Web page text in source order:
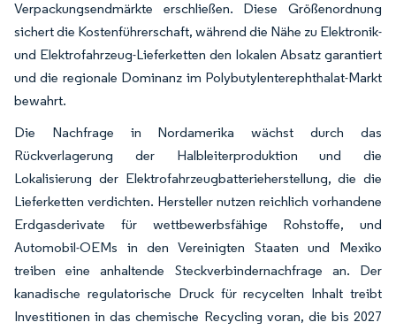
Verpackungsendmärkte erschließen. Diese Größenordnung
sichert die Kostenführerschaft, während die Nähe zu Elektronik-
und Elektrofahrzeug-Lieferketten den lokalen Absatz garantiert
und die regionale Dominanz im Polybutylenterephthalat-Markt
bewahrt.
Die Nachfrage in Nordamerika wächst durch das
Rückverlagerung der Halbleiterproduktion und die
Lokalisierung der Elektrofahrzeugbatterieherstellung, die die
Lieferketten verdichten. Hersteller nutzen reichlich vorhandene
Erdgasderivate für wettbewerbsfähige Rohstoffe, und
Automobil-OEMs in den Vereinigten Staaten und Mexiko
treiben eine anhaltende Steckverbindernachfrage an. Der
kanadische regulatorische Druck für recycelten Inhalt treibt
Investitionen in das chemische Recycling voran, die bis 2027